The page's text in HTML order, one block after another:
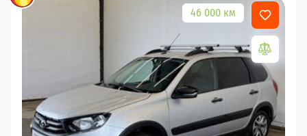
46 000 км